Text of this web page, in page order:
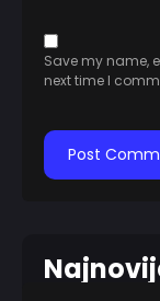
Save my name,
next time I